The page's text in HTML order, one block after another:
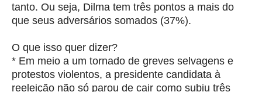
tanto. Ou seja, Dilma tem três pontos a mais do
que seus adversários somados (37%).
O que isso quer dizer?
* Em meio a um tornado de greves selvagens e
protestos violentos, a presidente candidata à
reeleição não só parou de cair como subiu três